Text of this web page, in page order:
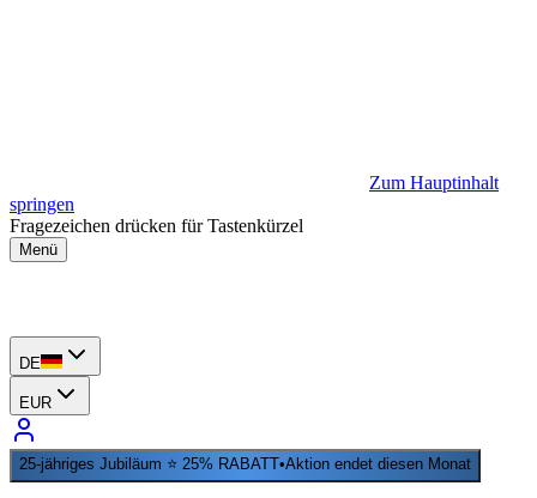
Zum Hauptinhalt
springen
Fragezeichen drücken für Tastenkürzel
Menü
DE
EUR
25-jähriges Jubiläum ⭐ 25% RABATT•Aktion endet diesen Monat